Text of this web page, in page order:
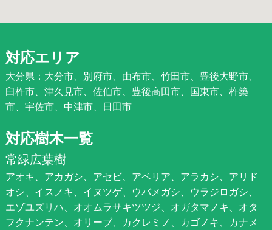
対応エリア
大分県：大分市、別府市、由布市、竹田市、豊後大野市、
臼杵市、津久見市、佐伯市、豊後高田市、国東市、杵築
市、宇佐市、中津市、日田市
対応樹木一覧
常緑広葉樹
アオキ、アカガシ、アセビ、アベリア、アラカシ、アリド
オシ、イスノキ、イヌツゲ、ウバメガシ、ウラジロガシ、
エゾユズリハ、オオムラサキツツジ、オガタマノキ、オタ
フクナンテン、オリーブ、カクレミノ、カゴノキ、カナメ